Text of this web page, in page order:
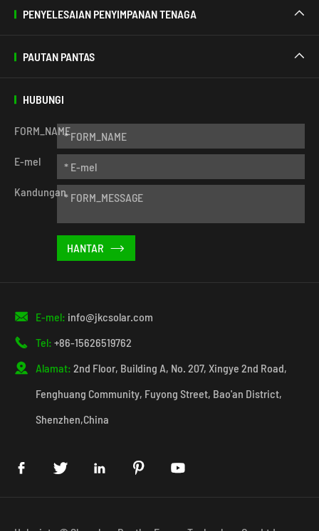
PENYELESAIAN PENYIMPANAN TENAGA 
PAUTAN PANTAS 
HUBUNGI
FORM_NAME
E-mel
Kandungan

 E-mel: info@jkcsolar.com
 Tel: +86-15626519762
 Alamat: 2nd Floor, Building A, No. 207, Xingye 2nd Road,
Fenghuang Community, Fuyong Street, Bao'an District,
Shenzhen,China
    